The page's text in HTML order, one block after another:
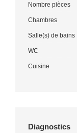
Nombre pièces
Chambres
Salle(s) de bains
WC
Cuisine
Diagnostics